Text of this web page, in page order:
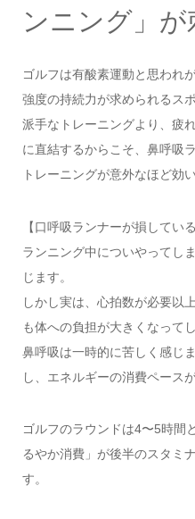
ンニング」
ゴルフは有酸素運動と思われ
強度の持続力が求められるスポ
派手なトレーニングより、疲
に直結するからこそ、鼻呼吸
トレーニングが意外なほど効
【口呼吸ランナーが損している
ランニング中についやってし
じます。
しかし実は、心拍数が必要以
も体への負担が大きくなって
鼻呼吸は一時的に苦しく感じ
し、エネルギーの消費ペース
ゴルフのラウンドは4〜5時間
るやか消費」が後半のスタミ
す。